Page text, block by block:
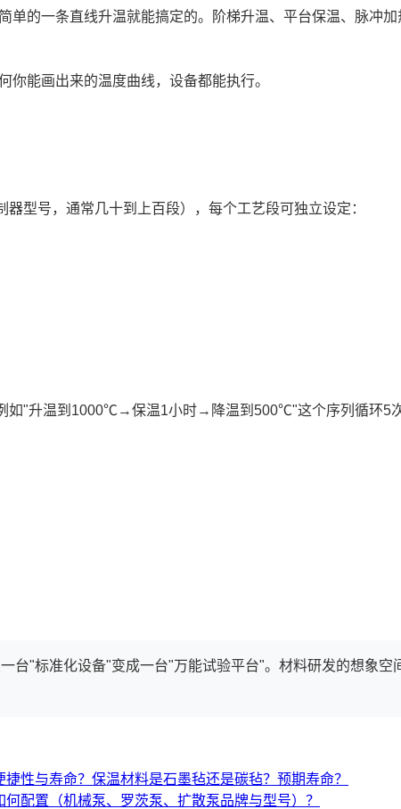
单的一条直线升温就能搞定的。阶梯升温、平台保温、脉冲加
你能画出来的温度曲线，设备都能执行。
器型号，通常几十到上百段），每个工艺段可独立设定：
如"升温到1000℃→保温1小时→降温到500℃"这个序列循环5
台"标准化设备"变成一台"万能试验平台"。材料研发的想象空
性与寿命？保温材料是石墨毡还是碳毡？预期寿命？
配置（机械泵、罗茨泵、扩散泵品牌与型号）？